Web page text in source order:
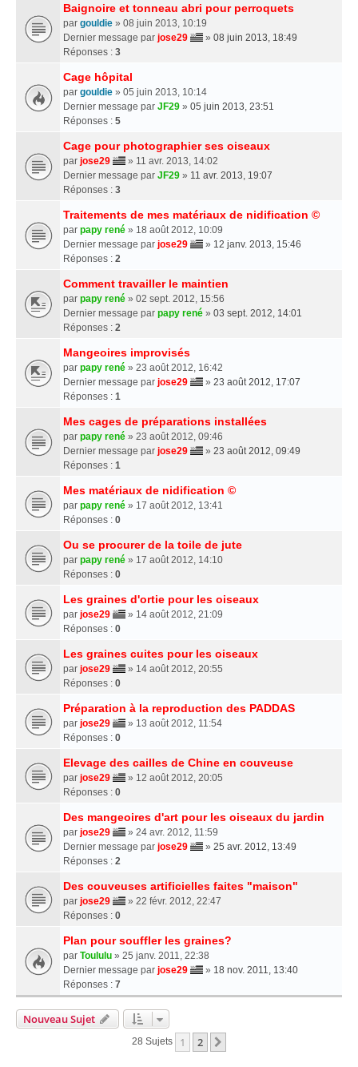
Baignoire et tonneau abri pour perroquets
par gouldie » 08 juin 2013, 10:19
Dernier message par jose29 » 08 juin 2013, 18:49
Réponses : 3
Cage hôpital
par gouldie » 05 juin 2013, 10:14
Dernier message par JF29 » 05 juin 2013, 23:51
Réponses : 5
Cage pour photographier ses oiseaux
par jose29
» 11 avr. 2013, 14:02
Dernier message par JF29 » 11 avr. 2013, 19:07
Réponses : 3
Traitements de mes matériaux de nidification ©
par papy rené » 18 août 2012, 10:09
Dernier message par jose29 » 12 janv. 2013, 15:46
Réponses : 2
Comment travailler le maintien
par papy rené » 02 sept. 2012, 15:56
Dernier message par papy rené » 03 sept. 2012, 14:01
Réponses : 2
Mangeoires improvisés
par papy rené » 23 août 2012, 16:42
Dernier message par jose29 » 23 août 2012, 17:07
Réponses : 1
Mes cages de préparations installées
par papy rené » 23 août 2012, 09:46
Dernier message par jose29 » 23 août 2012, 09:49
Réponses : 1
Mes matériaux de nidification ©
par papy rené » 17 août 2012, 13:41
Réponses : 0
Ou se procurer de la toile de jute
par papy rené » 17 août 2012, 14:10
Réponses : 0
Les graines d'ortie pour les oiseaux
par jose29
» 14 août 2012, 21:09
Réponses : 0
Les graines cuites pour les oiseaux
par jose29
» 14 août 2012, 20:55
Réponses : 0
Préparation à la reproduction des PADDAS
par jose29
» 13 août 2012, 11:54
Réponses : 0
Elevage des cailles de Chine en couveuse
par jose29
» 12 août 2012, 20:05
Réponses : 0
Des mangeoires d'art pour les oiseaux du jardin
par jose29
» 24 avr. 2012, 11:59
Dernier message par jose29 » 25 avr. 2012, 13:49
Réponses : 2
Des couveuses artificielles faites "maison"
par jose29
» 22 févr. 2012, 22:47
Réponses : 0
Plan pour souffler les graines?
par Toululu » 25 janv. 2011, 22:38
Dernier message par jose29 » 18 nov. 2011, 13:40
Réponses : 7
Nouveau Sujet
28 Sujets 1 2